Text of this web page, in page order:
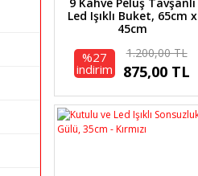
9 Kahve Pelüş Tavşanlı
Led Işıklı Buket, 65cm x
45cm
%27
indirim
1.200,00 TL
875,00 TL